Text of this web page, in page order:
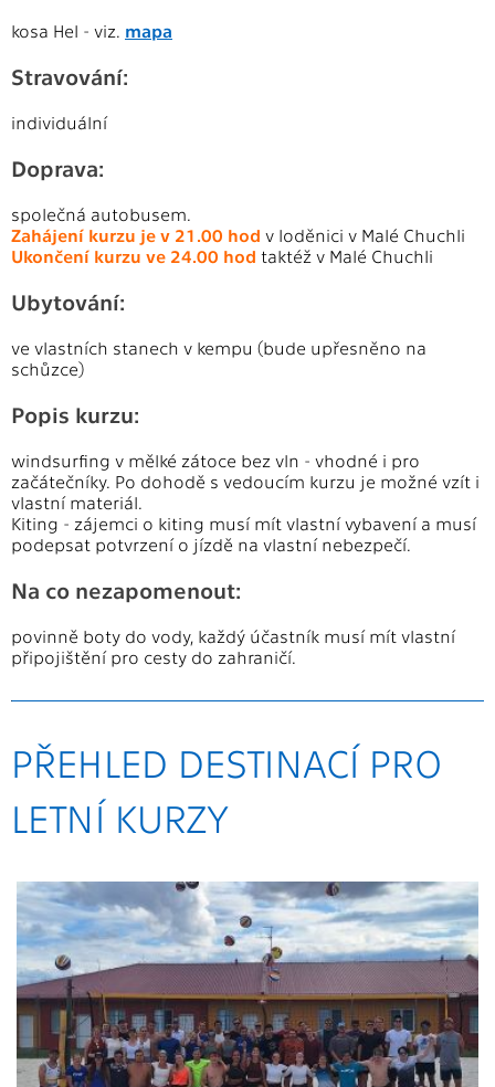
kosa Hel - viz. mapa
Stravování:
individuální
Doprava:
společná autobusem.
Zahájení kurzu je v 21.00 hod v loděnici v Malé Chuchli
Ukončení kurzu ve 24.00 hod taktéž v Malé Chuchli
Ubytování:
ve vlastních stanech v kempu (bude upřesněno na
schůzce)
Popis kurzu:
windsurfing v mělké zátoce bez vln - vhodné i pro
začátečníky. Po dohodě s vedoucím kurzu je možné vzít i
vlastní materiál.
Kiting - zájemci o kiting musí mít vlastní vybavení a musí
podepsat potvrzení o jízdě na vlastní nebezpečí.
Na co nezapomenout:
povinně boty do vody, každý účastník musí mít vlastní
připojištění pro cesty do zahraničí.
PŘEHLED DESTINACÍ PRO
LETNÍ KURZY